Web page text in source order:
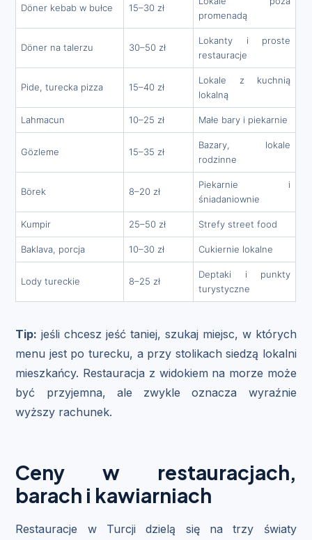
Döner kebab w bułce 15–30 zł
promenadą
Döner na talerzu 30–50 zł
Lokanty i proste
restauracje
Pide, turecka pizza 15–40 zł
Lokale z kuchnią
lokalną
Lahmacun 10–25 zł Małe bary i piekarnie
Gözleme 15–35 zł
Bazary, lokale
rodzinne
Börek 8–20 zł
Piekarnie i
śniadaniownie
Kumpir 25–50 zł Strefy street food
Baklava, porcja 10–30 zł Cukiernie lokalne
Lody tureckie 8–25 zł
Deptaki i punkty
turystyczne
Tip: jeśli chcesz jeść taniej, szukaj miejsc, w których
menu jest po turecku, a przy stolikach siedzą lokalni
mieszkańcy. Restauracja z widokiem na morze może
być przyjemna, ale zwykle oznacza wyraźnie
wyższy rachunek.
Ceny w restauracjach,
barach i kawiarniach
Restauracje w Turcji dzielą się na trzy światy